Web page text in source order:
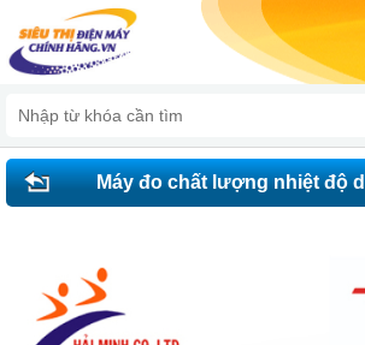
Máy đo chất lượng nhiệt độ